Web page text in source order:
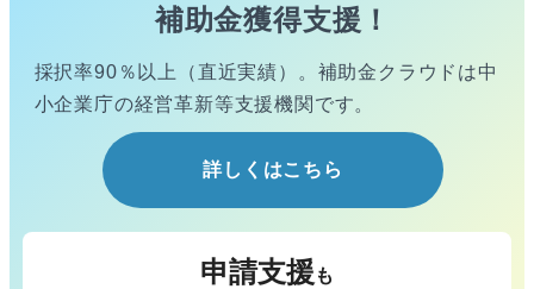
補助金獲得支援！
採択率90％以上（直近実績）。 補助金クラウドは中
小企業庁の経営革新等支援機関です。
詳しくはこちら
申請支援 も